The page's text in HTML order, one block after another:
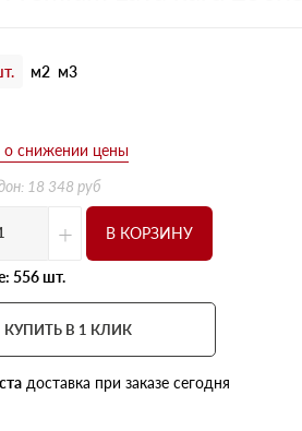
м2 м3
18 348 руб
+ В КОРЗИНУ
556 шт.
КУПИТЬ В 1 КЛИК
доставка при заказе сегодня